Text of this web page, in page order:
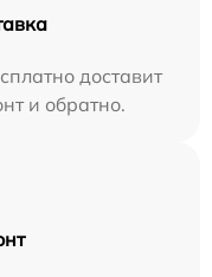
доставит
и обратно.